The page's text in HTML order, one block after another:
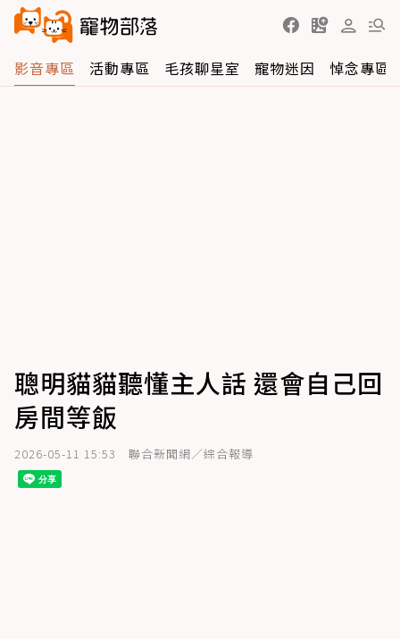
影音專區 活動專區 毛孩聊星室 寵物迷因 悼念專區
聰明貓貓聽懂主人話 還會自己回
房間等飯
2026-05-11 15:53 聯合新聞網／綜合報導